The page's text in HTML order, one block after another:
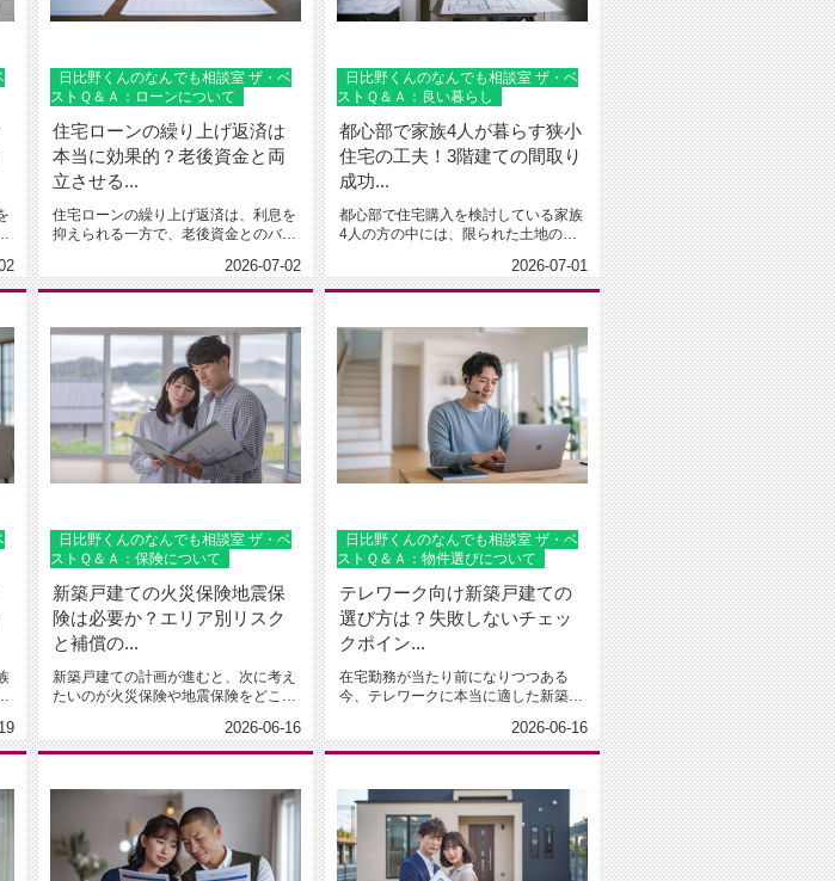
日比野くんのなんでも相談室 ザ・ベ
ストＱ＆Ａ：ローンについて
住宅ローンの繰り上げ返済は
本当に効果的？老後資金と両
立させる...
住宅ローンの繰り上げ返済は、利息を
抑えられる一方で、老後資金とのバラ
2026-07-02
日比野くんのなんでも相談室 ザ・ベ
ストＱ＆Ａ：良い暮らし
都心部で家族4人が暮らす狭小
住宅の工夫！3階建ての間取り
成功...
都心部で住宅購入を検討している家族
4人の方の中には、限られた土地の中
2026-07-01
日比野くんのなんでも相談室 ザ・ベ
ストＱ＆Ａ：保険について
新築戸建ての火災保険地震保
険は必要か？エリア別リスク
と補償の...
新築戸建ての計画が進むと、次に考え
たいのが火災保険や地震保険をどこま
2026-06-16
日比野くんのなんでも相談室 ザ・ベ
ストＱ＆Ａ：物件選びについて
テレワーク向け新築戸建ての
選び方は？失敗しないチェッ
クポイン...
在宅勤務が当たり前になりつつある
今、テレワークに本当に適した新築戸
2026-06-16